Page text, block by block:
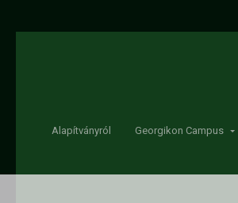
Alapítványról Georgikon Campus